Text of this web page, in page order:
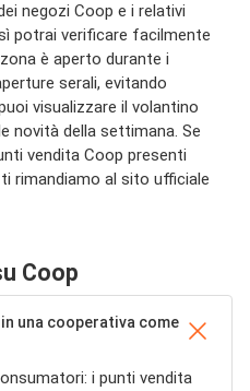
negozi Coop e i relativi
potrai verificare facilmente
è aperto durante i
serali, evitando
visualizzare il volantino
novità della settimana. Se
vendita Coop presenti
rimandiamo al sito ufficiale
Coop
una cooperativa come
i punti vendita